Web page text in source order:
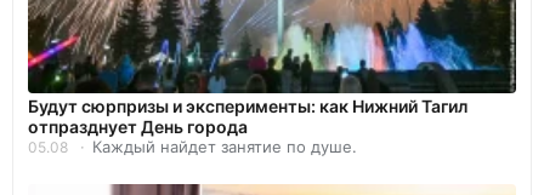
Будут сюрпризы и эксперименты: как Нижний Тагил
отпразднует День города
05.08 Каждый найдет занятие по душе.